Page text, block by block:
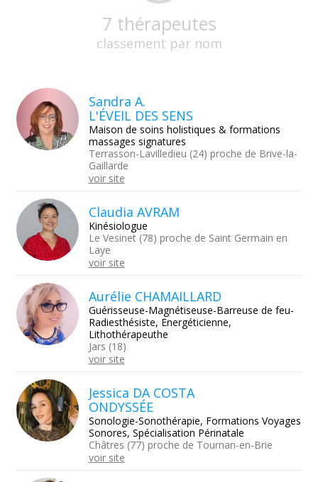
7 thérapeutes
classement par nom
Sandra A.
L'ÉVEIL DES SENS
Maison de soins holistiques & formations
massages signatures
Terrasson-Lavilledieu (24) proche de Brive-la-
Gaillarde
voir site
Claudia AVRAM
Kinésiologue
Le Vesinet (78) proche de Saint Germain en
Laye
voir site
Aurélie CHAMAILLARD
Guérisseuse-Magnétiseuse-Barreuse de feu-
Radiesthésiste, Energéticienne,
Lithothérapeuthe
Jars (18)
voir site
Jessica DA COSTA
ONDYSSÉE
Sonologie-Sonothérapie, Formations Voyages
Sonores, Spécialisation Périnatale
Châtres (77) proche de Tournan-en-Brie
voir site